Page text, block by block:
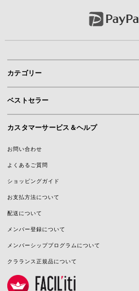
カテゴリー
ベストセラー
カスタマーサービス＆ヘルプ
お問い合わせ
よくあるご質問
ショッピングガイド
お支払方法について
配送について
メンバー登録について
メンバーシッププログラムについて
クラランス正規品について